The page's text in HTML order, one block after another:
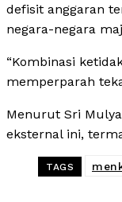
defisit anggaran
negara-negara
“Kombinasi
memperparah
Menurut Sri
eksternal ini,
TAGS